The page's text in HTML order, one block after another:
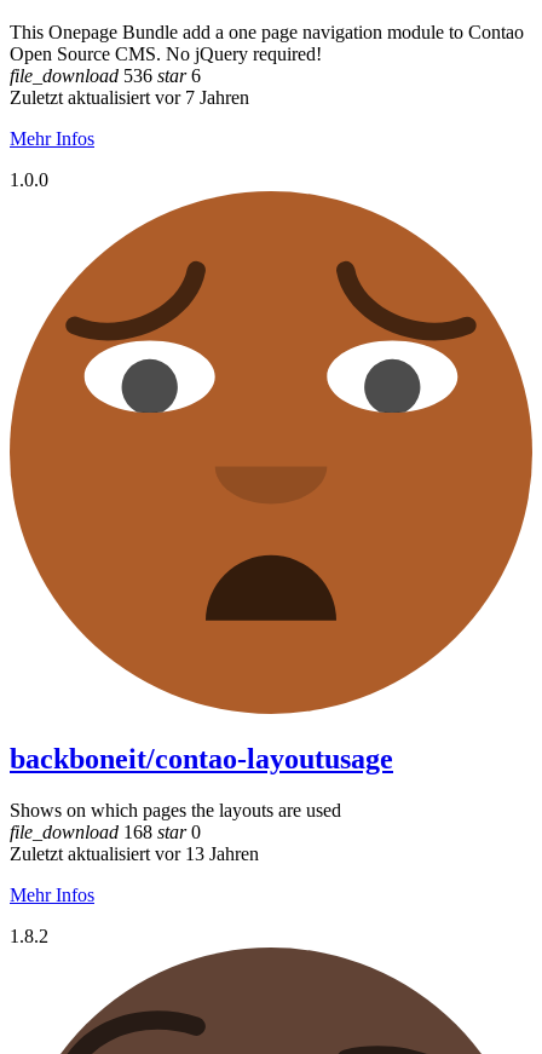
This Onepage Bundle add a one page navigation module to Contao
Open Source CMS. No jQuery required!
file_download 536 star6
Zuletzt aktualisiert vor 7 Jahren
Mehr Infos
1.0.0
backboneit/contao-layoutusage
Shows on which pages the layouts are used
file_download 168 star0
Zuletzt aktualisiert vor 13 Jahren
Mehr Infos
1.8.2